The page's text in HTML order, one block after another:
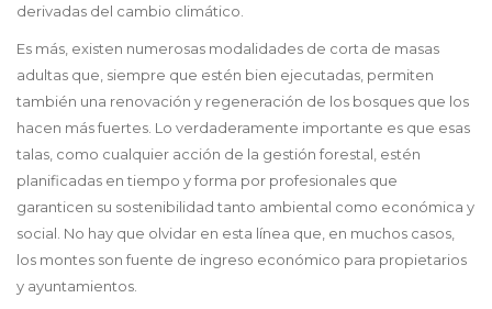
derivadas del cambio climático.
Es más, existen numerosas modalidades de corta de masas
adultas que, siempre que estén bien ejecutadas, permiten
también una renovación y regeneración de los bosques que los
hacen más fuertes. Lo verdaderamente importante es que esas
talas, como cualquier acción de la gestión forestal, estén
planificadas en tiempo y forma por profesionales que
garanticen su sostenibilidad tanto ambiental como económica y
social. No hay que olvidar en esta línea que, en muchos casos,
los montes son fuente de ingreso económico para propietarios
y ayuntamientos.